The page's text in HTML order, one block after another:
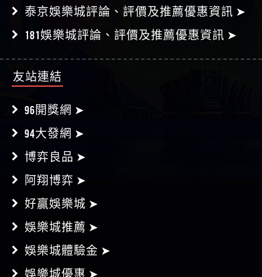
181娛樂城評論、評價及推薦優惠資訊 ➤
96開獎網 ➤
94大發網 ➤
博弈良品 ➤
阿翔博弈 ➤
好贏娛樂城 ➤
娛樂城推薦 ➤
娛樂城體驗金 ➤
娛樂城優惠 ➤
娛樂城賺錢分析 ➤